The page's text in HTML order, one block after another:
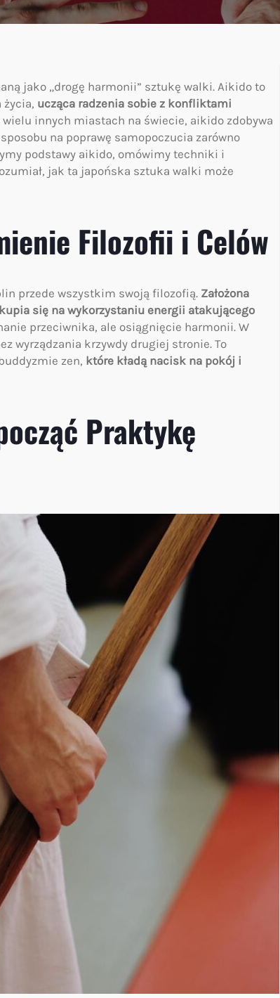
jako „drogę harmonii” sztukę walki. Aikido to
ucząca radzenia sobie z konfliktami
wielu innych miastach na świecie, aikido zdobywa
na poprawę samopoczucia zarówno
podstawy aikido, omówimy techniki i
jak ta japońska sztuka walki może
Filozofii i Celów
przede wszystkim swoją filozofią. Założona
się na wykorzystaniu energii atakującego
przeciwnika, ale osiągnięcie harmonii. W
wyrządzania krzywdy drugiej stronie. To
zen, które kładą nacisk na pokój i
Praktykę